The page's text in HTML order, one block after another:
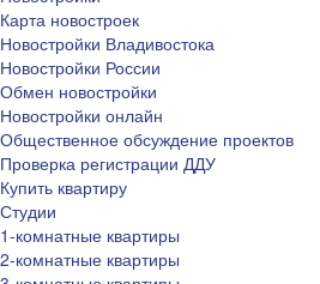
Карта новостроек
Новостройки Владивостока
Новостройки России
Обмен новостройки
Новостройки онлайн
Общественное обсуждение проектов
Проверка регистрации ДДУ
Купить квартиру
Студии
1-комнатные квартиры
2-комнатные квартиры